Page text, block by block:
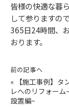
皆様の快適な暮
して参りますの
365日24時間、
おります。
前の記事へ
«
【施工事例】タ
レへのリフォーム
設置編~